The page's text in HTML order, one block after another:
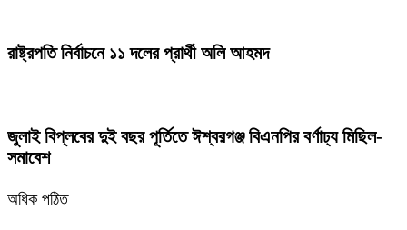
রাষ্ট্রপতি নির্বাচনে ১১ দলের প্রার্থী অলি আহমদ
জুলাই বিপ্লবের দুই বছর পূর্তিতে ঈশ্বরগঞ্জ বিএনপির বর্ণাঢ্য মিছিল-
সমাবেশ
অধিক পঠিত